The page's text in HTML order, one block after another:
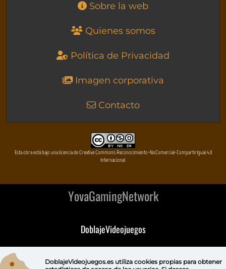
Sobre la web
Quienes somos
Política de Privacidad
Imagen corporativa
Contacto
Esta obra está bajo una licencia de Creative Commons Reconocimiento-NoComercial-CompartirIgual 4.0
Internacional
YovaGamingNetwork
DoblajeVideojuegos
DeVuego
DoblajeVideojuegos.es utiliza cookies propiaspara obtener